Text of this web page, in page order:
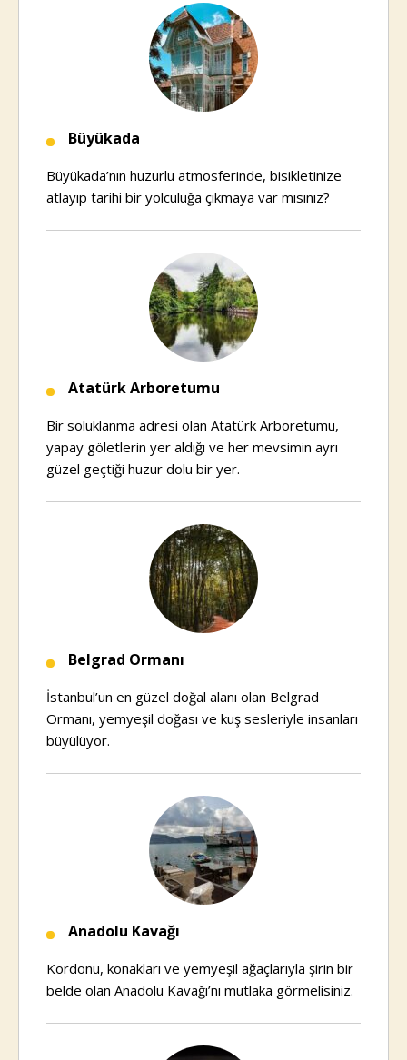
Büyükada
Büyükada’nın huzurlu atmosferinde, bisikletinize
atlayıp tarihi bir yolculuğa çıkmaya var mısınız?
Atatürk Arboretumu
Bir soluklanma adresi olan Atatürk Arboretumu,
yapay göletlerin yer aldığı ve her mevsimin ayrı
güzel geçtiği huzur dolu bir yer.
Belgrad Ormanı
İstanbul’un en güzel doğal alanı olan Belgrad
Ormanı, yemyeşil doğası ve kuş sesleriyle insanları
büyülüyor.
Anadolu Kavağı
Kordonu, konakları ve yemyeşil ağaçlarıyla şirin bir
belde olan Anadolu Kavağı’nı mutlaka görmelisiniz.